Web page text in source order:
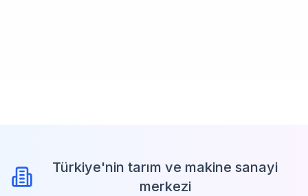
Türkiye'nin tarım ve makine sanayi
merkezi